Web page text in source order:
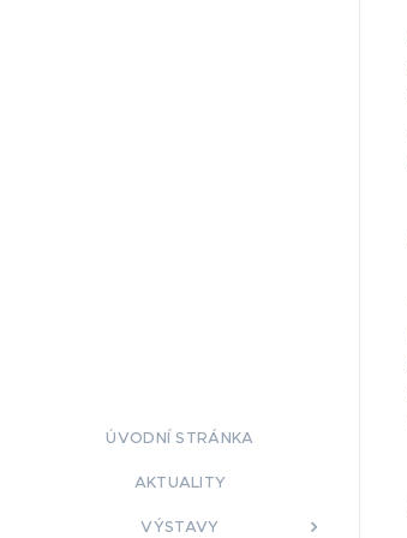
ÚVODNÍ STRÁNKA
AKTUALITY
VÝSTAVY